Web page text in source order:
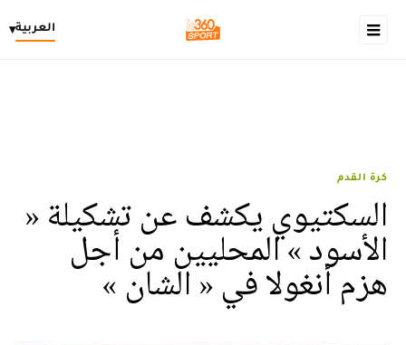
العربية▾
كرة القدم
السكتيوي يكشف عن تشكيلة «
الأسود » المحليين من أجل
هزم أنغولا في « الشان »